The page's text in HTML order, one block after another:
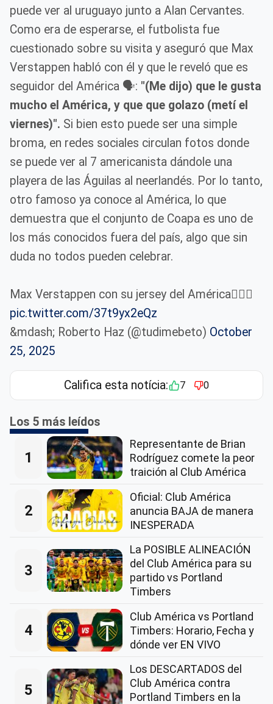
puede ver al uruguayo junto a Alan Cervantes.
Como era de esperarse, el futbolista fue
cuestionado sobre su visita y aseguró que Max
Verstappen habló con él y que le reveló que es
seguidor del América 🗣️: "(Me dijo) que le gusta
mucho el América, y que que golazo (metí el
viernes)". Si bien esto puede ser una simple
broma, en redes sociales circulan fotos donde
se puede ver al 7 americanista dándole una
playera de las Águilas al neerlandés. Por lo tanto,
otro famoso ya conoce al América, lo que
demuestra que el conjunto de Coapa es uno de
los más conocidos fuera del país, algo que sin
duda no todos pueden celebrar.
Max Verstappen con su jersey del América😮‍💨💛
pic.twitter.com/37t9yx2eQz
&mdash; Roberto Haz (@tudimebeto) October
25, 2025
Califica esta notícia: 7 0
Los 5 más leídos
1
Representante de Brian
Rodríguez comete la peor
traición al Club América
2
Oficial: Club América
anuncia BAJA de manera
INESPERADA
3
La POSIBLE ALINEACIÓN
del Club América para su
partido vs Portland
Timbers
4
Club América vs Portland
Timbers: Horario, Fecha y
dónde ver EN VIVO
5
Los DESCARTADOS del
Club América contra
Portland Timbers en la